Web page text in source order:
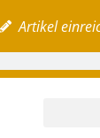
Artikel